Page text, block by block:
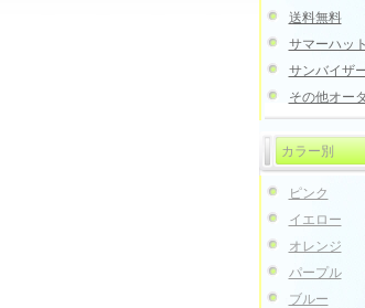
送料無料
サマーハット
サンバイザ
その他オー
カラー別
ピンク
イエロー
オレンジ
パープル
ブルー